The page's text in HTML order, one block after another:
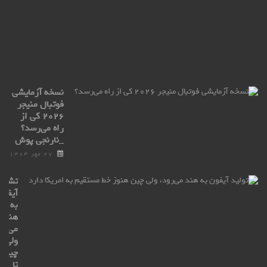
نسخه آزمایشی
فوتبال منیجر
۲۰۲۶ کی از
راه می‌رسد؟
_نارنجی پوش
۲۷ مهر ۱۴۰۴
به
هند
ولی
چین